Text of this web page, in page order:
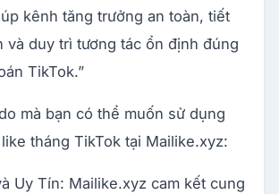
kênh tăng trưởng an toàn, tiết
và duy trì tương tác ổn định đúng
TikTok.”
mà bạn có thể muốn sử dụng
tháng TikTok tại Mailike.xyz:
Uy Tín: Mailike.xyz cam kết cung